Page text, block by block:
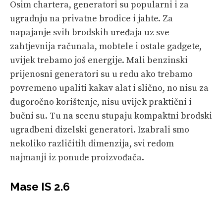
Osim chartera, generatori su popularni i za
ugradnju na privatne brodice i jahte. Za
napajanje svih brodskih uređaja uz sve
zahtjevnija računala, mobtele i ostale gadgete,
uvijek trebamo još energije. Mali benzinski
prijenosni generatori su u redu ako trebamo
povremeno upaliti kakav alat i slično, no nisu za
dugoročno korištenje, nisu uvijek praktični i
bučni su. Tu na scenu stupaju kompaktni brodski
ugradbeni dizelski generatori. Izabrali smo
nekoliko različitih dimenzija, svi redom
najmanji iz ponude proizvođača.
Mase IS 2.6